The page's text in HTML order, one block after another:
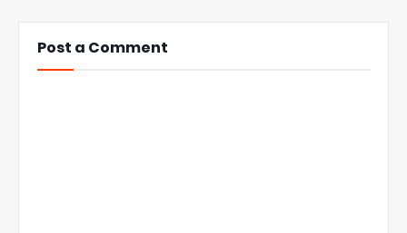
Post a Comment